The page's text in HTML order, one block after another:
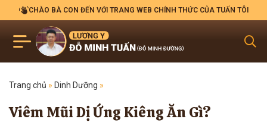
CHÀO BÀ CON ĐẾN VỚI TRANG WEB CHÍNH THỨC CỦA TUẤN TÔI
Trang chủ » Dinh Dưỡng »
Viêm Mũi Dị Ứng Kiêng Ăn Gì?